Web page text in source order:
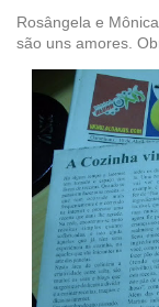
Rosângela e
são uns amores.